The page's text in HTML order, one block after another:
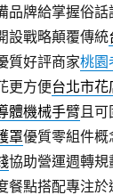
品牌給掌握俗話
設戰略顛覆傳統
質好評商家桃園
更方便台北市花
體機械手臂且可
罩優質零組件
協助營運週轉規
餐點搭配專注